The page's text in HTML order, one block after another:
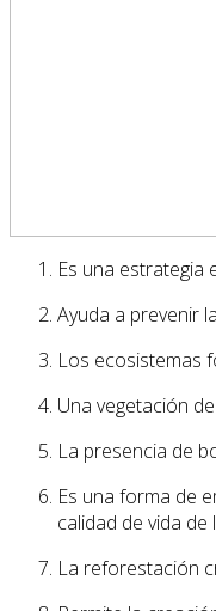
Es una estrategia
Ayuda a prevenir
Los ecosistemas
Una vegetación
La presencia de
Es una forma de
calidad de vida
La reforestación